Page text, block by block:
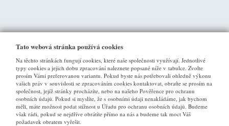
VŠE O NÁKUPU
Tato webová stránka používá cookies
Na těchto stránkách fungují cookies, které naše společnosti využívají. Jednotlivé
typy cookies a jejich dobu zpracování naleznete popsané níže v tabulce. Zvolte
prosím Vámi preferovanou variantu. Pokud byste nás potřebovali ohledně výkonu
vašich práv v souvislosti se zpracováním cookies kontaktovat, obraťte se prosím na
společnost, jejíž stránky procházíte, nebo na našeho Pověřence pro ochranu
osobních údajů. Pokud si myslíte, že s osobními údaji nenakládáme, jak bychom
měli, máte možnost podat stížnost u Úřadu pro ochranu osobních údajů. Budeme
však rádi, pokud se nejdříve obrátíte přímo na nás a budeme tak moct Váš
požadavek obratem vyřešit.